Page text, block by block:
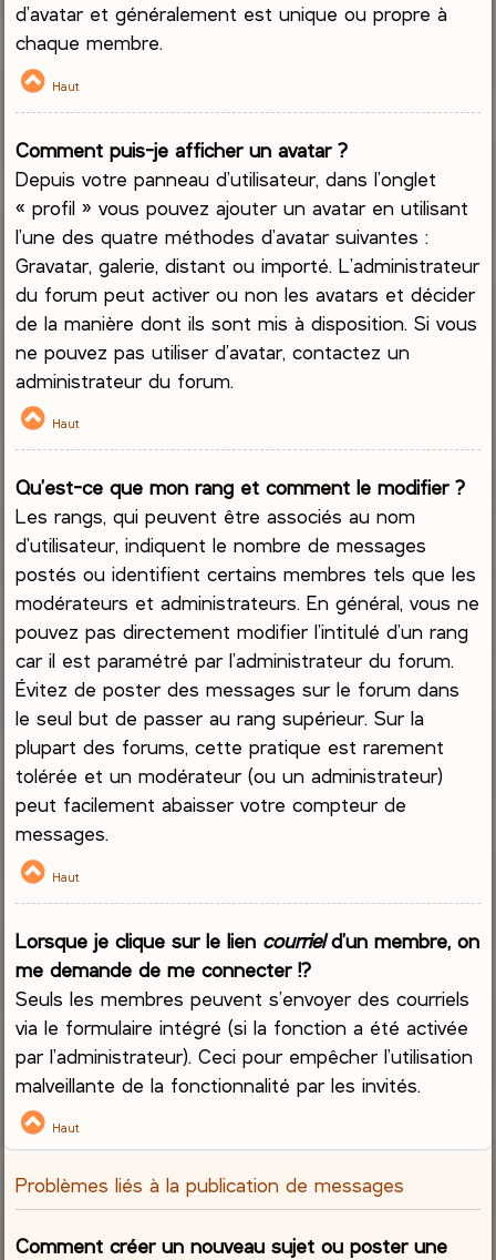
d’avatar et généralement est unique ou propre à
chaque membre.
Haut
Comment puis-je afficher un avatar ?
Depuis votre panneau d’utilisateur, dans l’onglet
« profil » vous pouvez ajouter un avatar en utilisant
l’une des quatre méthodes d’avatar suivantes :
Gravatar, galerie, distant ou importé. L’administrateur
du forum peut activer ou non les avatars et décider
de la manière dont ils sont mis à disposition. Si vous
ne pouvez pas utiliser d’avatar, contactez un
administrateur du forum.
Haut
Qu’est-ce que mon rang et comment le modifier ?
Les rangs, qui peuvent être associés au nom
d’utilisateur, indiquent le nombre de messages
postés ou identifient certains membres tels que les
modérateurs et administrateurs. En général, vous ne
pouvez pas directement modifier l’intitulé d’un rang
car il est paramétré par l’administrateur du forum.
Évitez de poster des messages sur le forum dans
le seul but de passer au rang supérieur. Sur la
plupart des forums, cette pratique est rarement
tolérée et un modérateur (ou un administrateur)
peut facilement abaisser votre compteur de
messages.
Haut
Lorsque je clique sur le lien courrield’un membre, on
me demande de me connecter !?
Seuls les membres peuvent s’envoyer des courriels
via le formulaire intégré (si la fonction a été activée
par l’administrateur). Ceci pour empêcher l’utilisation
malveillante de la fonctionnalité par les invités.
Haut
Problèmes liés à la publication de messages
Comment créer un nouveau sujet ou poster une